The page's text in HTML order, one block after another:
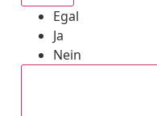
Egal
Ja
Nein